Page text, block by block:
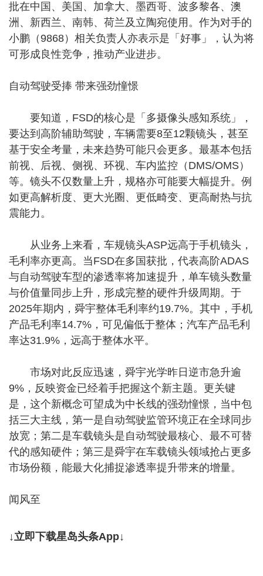
批在中国、美国、加拿大、墨西哥、波多黎各、澳
洲、新西兰、南韩、荷兰及立陶宛使用。作为对手的
小鹏（9868）相关负责人亦表示是「好事」，认为将
可形成良性竞争，推动产业进步。
自动驾驶受捧 带来强劲憧憬
要知道，FSD的核心是「多摄像头感知系统」，
要达到高阶辅助驾驶，车辆需要8至12颗镜头，甚至
基于安全考量，未来趋势可能只会更多。最基本包括
前视、后视、侧视、环视、车内监控（DMS/OMS）
等。镜头不仅数量上升，规格亦可能要大幅提升。例
如更高解析度、更大光圈、更低畸变、更高耐热与抗
震能力。
从业务上来看，车规镜头ASP远高于手机镜头，
毛利率亦更高。当FSD在多国获批，代表高阶ADAS
与自动驾驶车型的渗透率将加速提升，单车镜头数量
与价值量同步上升，形成完整的硬件升级周期。于
2025年期内，舜宇整体毛利率约19.7%。其中，手机
产品毛利率14.7%，可见偏低于整体；汽车产品毛利
率达31.9%，远高于整体水平。
市场对此反应迅速，舜宇光学昨日逆市急升逾
9%，反映资金已经着手把握这个新主题。更关键
是，这个新概念可望成为中长线的强劲憧憬，当中包
括三大主线，第一是自动驾驶监管环境正在全球同步
放宽；第二是车载镜头是自动驾驶最核心、最不可替
代的感知硬件；第三是舜宇在车载镜头领域抢占更多
市场份额，能最大化捕捉渗透率提升带来的增量。
闻风至
↓立即下载星岛头条App↓